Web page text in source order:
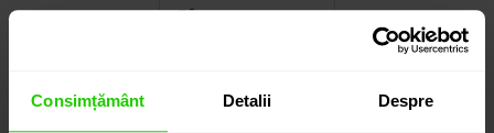
Consimțământ Detalii Despre
3.585